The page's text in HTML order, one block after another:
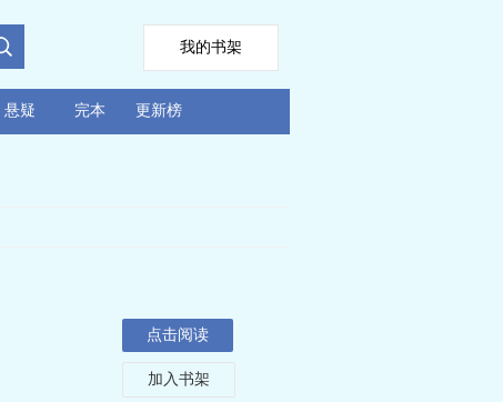
我的书架
悬疑 完本 更新榜
点击阅读
加入书架